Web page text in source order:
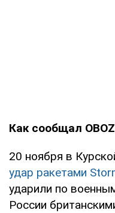
Как сообщал
20 ноября в
удар ракетами
ударили по
России